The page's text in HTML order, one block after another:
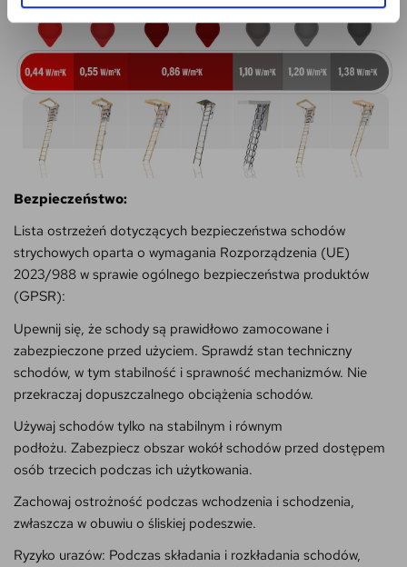
Bezpieczeństwo:
Lista ostrzeżeń dotyczących bezpieczeństwa schodów
strychowych oparta o wymagania Rozporządzenia (UE)
2023/988 w sprawie ogólnego bezpieczeństwa produktów
(GPSR):
Upewnij się, że schody są prawidłowo zamocowane i
zabezpieczone przed użyciem. Sprawdź stan techniczny
schodów, w tym stabilność i sprawność mechanizmów. Nie
przekraczaj dopuszczalnego obciążenia schodów.
Używaj schodów tylko na stabilnym i równym
podłożu. Zabezpiecz obszar wokół schodów przed dostępem
osób trzecich podczas ich użytkowania.
Zachowaj ostrożność podczas wchodzenia i schodzenia,
zwłaszcza w obuwiu o śliskiej podeszwie.
Ryzyko urazów: Podczas składania i rozkładania schodów,